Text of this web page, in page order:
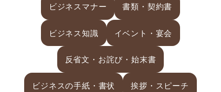
ビジネスマナー 書類・契約書
ビジネス知識 イベント・宴会
反省文・お詫び・始末書
ビジネスの手紙・書状 挨拶・スピーチ